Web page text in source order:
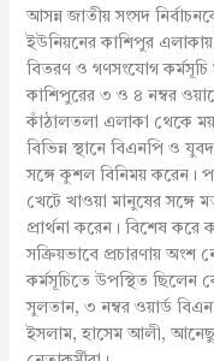
আসন্ন জাতীয় সংসদ
ইউনিয়নের কাশিপুর
বিতরণ ও গণসংযোগ কর্মসূচি
কাশিপুরের ৩ ও ৪ নম্বর
কাঁঠালতলা এলাকা থেকে
বিভিন্ন স্থানে বিএনপি ও
সঙ্গে কুশল বিনিময় করেন।
খেটে খাওয়া মানুষের সঙ্গে
প্রার্থনা করেন। বিশেষ করে
সক্রিয়ভাবে প্রচারণায় অংশ
কর্মসূচিতে উপস্থিত ছিলেন
সুলতান, ৩ নম্বর ওয়ার্ড
ইসলাম, হাসেম আলী,